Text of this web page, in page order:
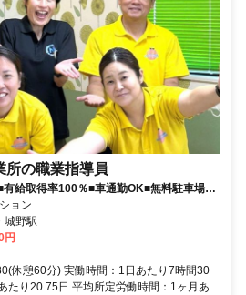
所の職業指導員
給取得率100％■車通勤OK■無料駐車場完
ョン
城野駅
円
休憩60分) 実働時間：1日あたり7時間30
たり20.75日 平均所定労働時間：1ヶ月あ